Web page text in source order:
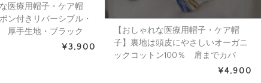
な医療用帽子・ケア帽
ン付きリバーシブル・
手生地・ブラック
¥3,900
【おしゃれな医療用帽子・ケア帽
子】裏地は頭皮にやさしいオーガニ
ックコットン100％ 肩までカバ
ー・ロング丈・スカーフ・キャップ
¥4,900